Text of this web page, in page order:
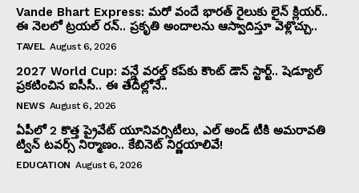
Vande Bhart Express: మరో వందే భారత్ రైలుకు లైన్ క్లియర్..
ఈ నెలలో ట్రయల్ రన్.. ప్రకృతి అందాలను ఆస్వాదిస్తూ వెళ్లొచ్చు..
TAVEL August 6, 2026
2027 World Cup: వన్డే వరల్డ్ కప్‌కు కౌంట్ డౌన్ స్టార్ట్.. షెడ్యూల్
ప్రకటించిన ఐసీసీ.. ఈ తేదీల్లోనే..
NEWS August 6, 2026
ఏపీలో 2 కొత్త ప్రైవేట్‌ యూనివర్సిటీలు, ఎల్ అండ్ టీకి అమరావతి
ట్విన్‌ టవర్స్‌ నిర్మాణం.. కేబినెట్ నిర్ణయాలివే!
EDUCATION August 6, 2026